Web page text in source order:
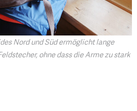
Nord und Süd ermöglicht lange
ohne dass die Arme zu stark